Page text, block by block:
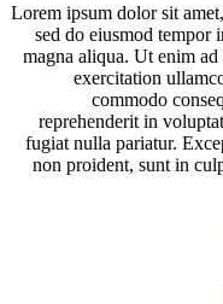
Lorem ipsum dolor sit
sed do eiusmod tempor
magna aliqua. Ut enim
exercitation
commodo
reprehenderit in
fugiat nulla pariatur.
non proident, sunt in